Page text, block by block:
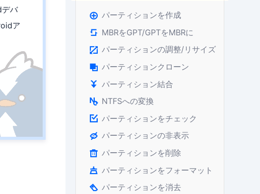
バ
ア
 パーティションを作成
 MBRをGPT/GPTをMBRに
 パーティションの調整/リサイズ
 パーティションクローン
 パーティション結合
 NTFSへの変換
 パーティションをチェック
 パーティションの非表示
 パーティションを削除
 パーティションをフォーマット
 パーティションを消去